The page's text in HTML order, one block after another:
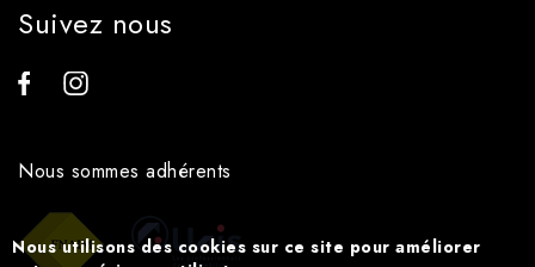
Suivez nous
Nous sommes adhérents
Nous utilisons des cookies sur ce site pour améliorer